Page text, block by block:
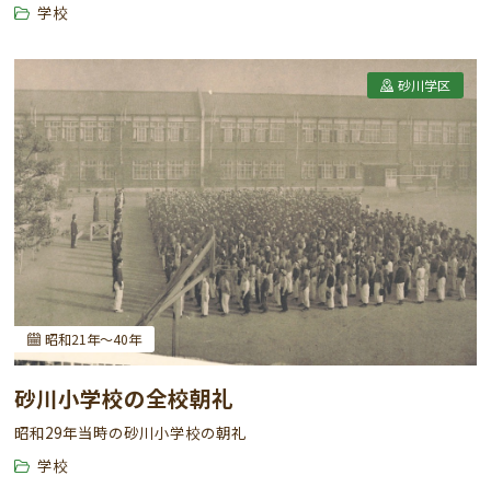
学校
砂川学区
昭和21年～40年
砂川小学校の全校朝礼
昭和29年当時の砂川小学校の朝礼
学校